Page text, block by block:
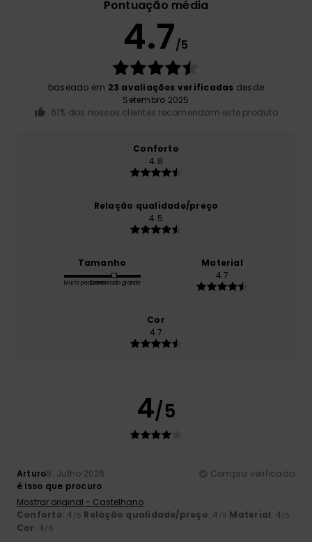
Pontuação média
4.7/5
baseado em 23 avaliações verificadas desde
Setembro 2025
61% dos nossos clientes recomendam este produto
Conforto
4.8
Relação qualidade/preço
4.5
Tamanho
Muito pequenoDemasiado grande
Material
4.7
Cor
4.7
4/5
Arturo8. Julho 2026
Compra verificada
é isso que procuro
Mostrar original - Castelhano
Conforto: 4 /5 Relação qualidade/preço: 4 /5 Material: 4/5
Cor: 4/5